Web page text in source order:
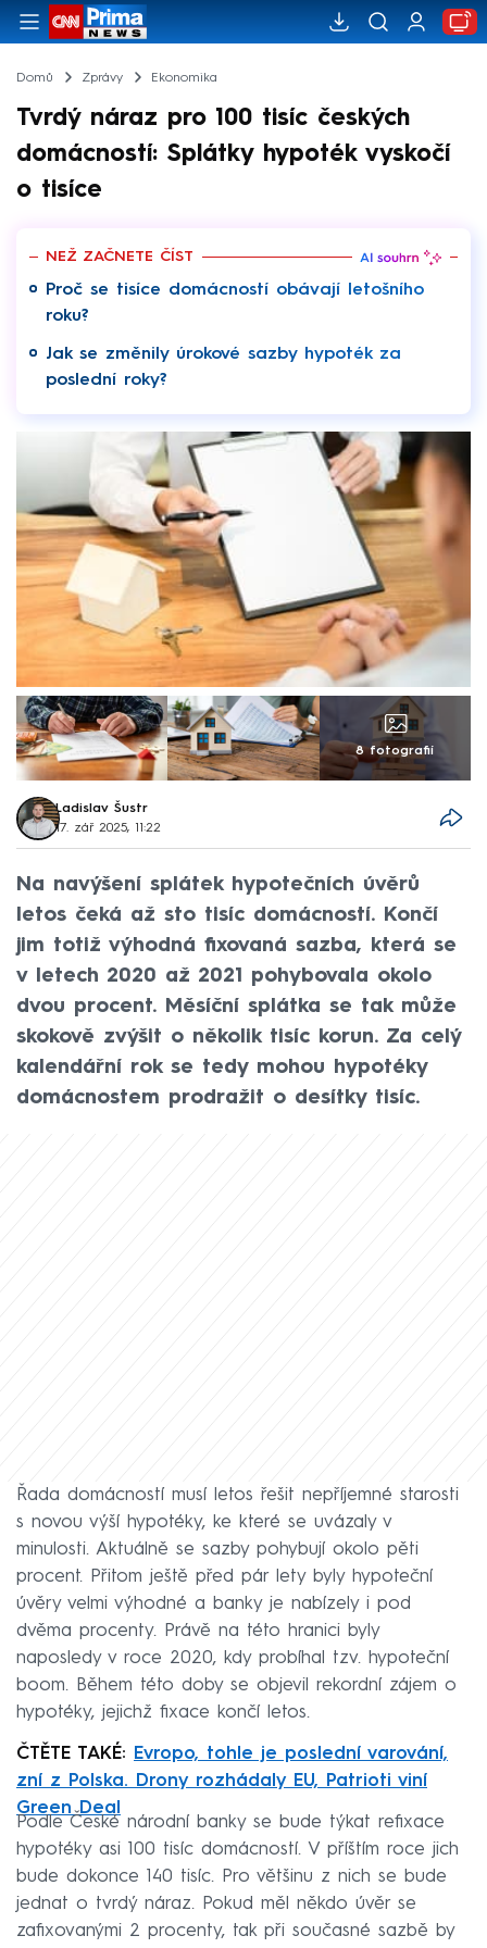
Domů Zprávy Ekonomika
Tvrdý náraz pro 100 tisíc českých
domácností: Splátky hypoték vyskočí
o tisíce
NEŽ ZAČNETE ČÍST
Proč se tisíce domácností obávají letošního
roku?
Jak se změnily úrokové sazby hypoték za
poslední roky?
8 fotografií
Ladislav Šustr
17. zář 2025, 11:22
Na navýšení splátek hypotečních úvěrů
letos čeká až sto tisíc domácností. Končí
jim totiž výhodná fixovaná sazba, která se
v letech 2020 až 2021 pohybovala okolo
dvou procent. Měsíční splátka se tak může
skokově zvýšit o několik tisíc korun. Za celý
kalendářní rok se tedy mohou hypotéky
domácnostem prodražit o desítky tisíc.
Řada domácností musí letos řešit nepříjemné starosti
s novou výší hypotéky, ke které se uvázaly v
minulosti. Aktuálně se sazby pohybují okolo pěti
procent. Přitom ještě před pár lety byly hypoteční
úvěry velmi výhodné a banky je nabízely i pod
dvěma procenty. Právě na této hranici byly
naposledy v roce 2020, kdy probíhal tzv. hypoteční
boom. Během této doby se objevil rekordní zájem o
hypotéky, jejichž fixace končí letos.
ČTĚTE TAKÉ:
Evropo, tohle je poslední varování,
zní z Polska. Drony rozhádaly EU, Patrioti viní
Green Deal
Podle České národní banky se bude týkat refixace
hypotéky asi 100 tisíc domácností. V příštím roce jich
bude dokonce 140 tisíc. Pro většinu z nich se bude
jednat o tvrdý náraz. Pokud měl někdo úvěr se
zafixovanými 2 procenty, tak při současné sazbě by